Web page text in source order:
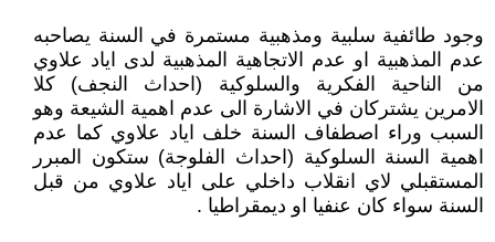
وجود طائفية سلبية ومذهبية مستمرة في السنة يصاحبه
عدم المذهبية او عدم الاتجاهية المذهبية لدى اياد علاوي
من الناحية الفكرية والسلوكية (احداث النجف) كلا
الامرين يشتركان في الاشارة الى عدم اهمية الشيعة وهو
السبب وراء اصطفاف السنة خلف اياد علاوي كما عدم
اهمية السنة السلوكية (احداث الفلوجة) ستكون المبرر
المستقبلي لاي انقلاب داخلي على اياد علاوي من قبل
السنة سواء كان عنفيا او ديمقراطيا .